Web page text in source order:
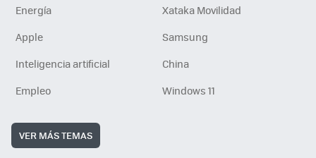
Energía
Xataka Movilidad
Apple
Samsung
Inteligencia artificial
China
Empleo
Windows 11
VER MÁS TEMAS